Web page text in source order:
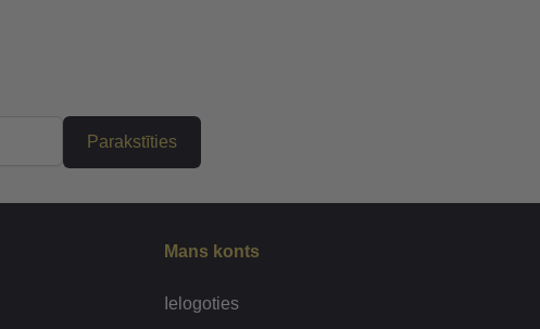
Parakstīties
Mans konts
Ielogoties